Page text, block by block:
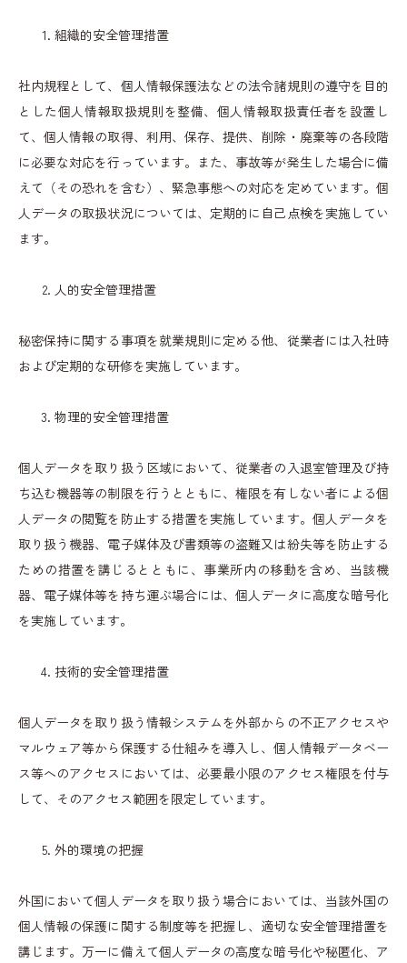
組織的安全管理措置
社内規程として、個人情報保護法などの法令諸規則の遵守を目的
とした個人情報取扱規則を整備、個人情報取扱責任者を設置し
て、個人情報の取得、利用、保存、提供、削除・廃棄等の各段階
に必要な対応を行っています。また、事故等が発生した場合に備
えて（その恐れを含む）、緊急事態への対応を定めています。個
人データの取扱状況については、定期的に自己点検を実施してい
ます。
人的安全管理措置
秘密保持に関する事項を就業規則に定める他、従業者には入社時
および定期的な研修を実施しています。
物理的安全管理措置
個人データを取り扱う区域において、従業者の入退室管理及び持
ち込む機器等の制限を行うとともに、権限を有しない者による個
人データの閲覧を防止する措置を実施しています。個人データを
取り扱う機器、電子媒体及び書類等の盗難又は紛失等を防止する
ための措置を講じるとともに、事業所内の移動を含め、当該機
器、電子媒体等を持ち運ぶ場合には、個人データに高度な暗号化
を実施しています。
技術的安全管理措置
個人データを取り扱う情報システムを外部からの不正アクセスや
マルウェア等から保護する仕組みを導入し、個人情報データベー
ス等へのアクセスにおいては、必要最小限のアクセス権限を付与
して、そのアクセス範囲を限定しています。
外的環境の把握
外国において個人データを取り扱う場合においては、当該外国の
個人情報の保護に関する制度等を把握し、適切な安全管理措置を
講じます。万一に備えて個人データの高度な暗号化や秘匿化、ア